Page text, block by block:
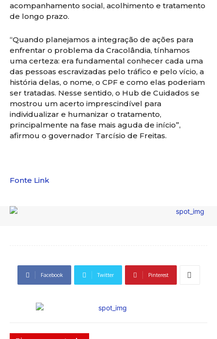
acompanhamento social, acolhimento e tratamento
de longo prazo.
“Quando planejamos a integração de ações para
enfrentar o problema da Cracolândia, tínhamos
uma certeza: era fundamental conhecer cada uma
das pessoas escravizadas pelo tráfico e pelo vício, a
história delas, o nome, o CPF e como elas poderiam
ser tratadas. Nesse sentido, o Hub de Cuidados se
mostrou um acerto imprescindível para
individualizar e humanizar o tratamento,
principalmente na fase mais aguda de início”,
afirmou o governador Tarcísio de Freitas.
Fonte Link
Facebook Twitter Pinterest